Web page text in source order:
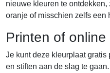
nieuwe kleuren te
oranje of misschien zelfs een
Printen of online
Je kunt deze kleurplaat gratis
en stiften aan de slag te